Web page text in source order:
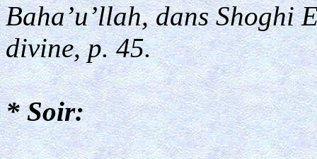
Baha’u’llah, dans Shoghi
divine, p. 45.
* Soir: